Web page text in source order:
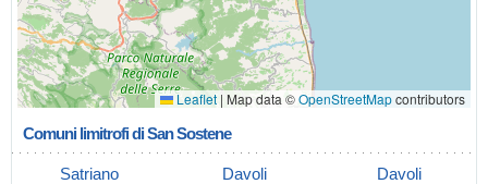
Leaflet | Map data ©OpenStreetMapcontributors
Comuni limitrofi di San Sostene
Satriano Davoli Davoli